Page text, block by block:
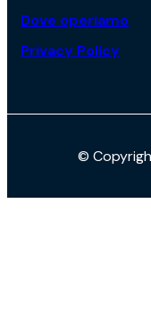
Dove operiamo
Privacy Policy
©